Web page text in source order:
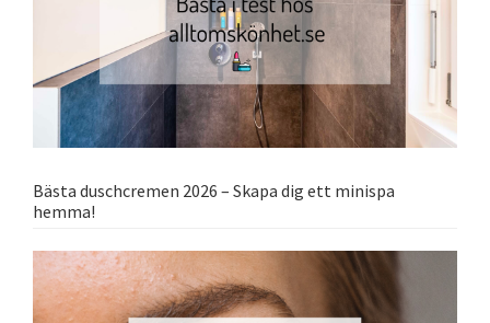
Bästa duschcremen 2026 – Skapa dig ett minispa
hemma!